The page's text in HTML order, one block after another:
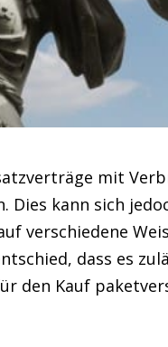
mit
kann sich
verschiedene
dass es
den Kauf